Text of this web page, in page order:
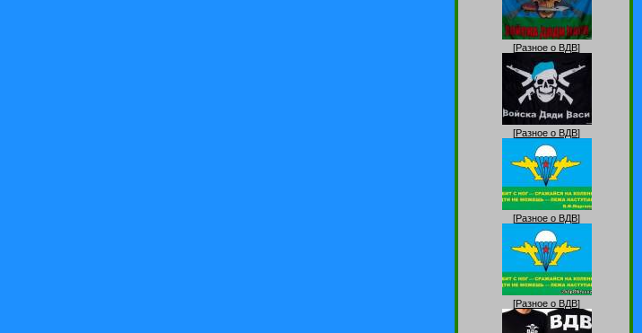
[Разное о ВДВ]
[Разное о ВДВ]
[Разное о ВДВ]
[Разное о ВДВ]